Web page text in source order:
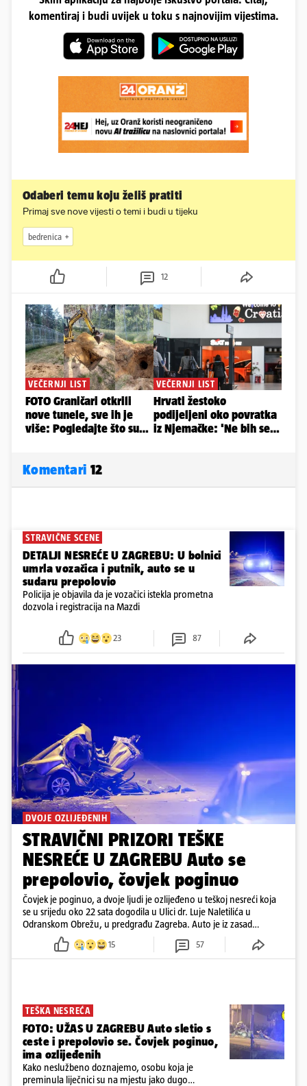
komentiraj i budi uvijek u toku s najnovijim vijestima.
Odaberi temu koju želiš pratiti
Primaj sve nove vijesti o temi i budi u tijeku
bedrenica
12
Komentari 12
STRAVIČNE SCENE
DETALJI NESREĆE U ZAGREBU: U bolnici
umrla vozačica i putnik, auto se u
sudaru prepolovio
Policija je objavila da je vozačici istekla prometna
dozvola i registracija na Mazdi
23 87
DVOJE OZLIJEĐENIH
STRAVIČNI PRIZORI TEŠKE
NESREĆE U ZAGREBU Auto se
prepolovio, čovjek poginuo
Čovjek je poginuo, a dvoje ljudi je ozlijeđeno u teškoj nesreći koja
se u srijedu oko 22 sata dogodila u Ulici dr. Luje Naletilića u
Odranskom Obrežu, u predgrađu Zagreba. Auto je iz zasad
neutvrđenih razloga sletio s kolnika, a od siline udara vozilo se
prepolovilo.
15 57
TEŠKA NESREĆA
FOTO: UŽAS U ZAGREBU Auto sletio s
ceste i prepolovio se. Čovjek poginuo,
ima ozlijeđenih
Kako neslužbeno doznajemo, osobu koja je
preminula liječnici su na mjestu jako dugo